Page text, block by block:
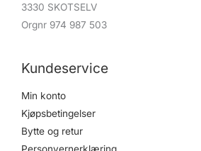
3330 SKOTSELV
Orgnr 974 987 503
Kundeservice
Min konto
Kjøpsbetingelser
Bytte og retur